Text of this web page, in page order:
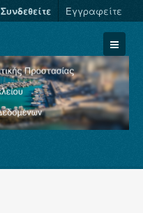
Συνδεθείτε Εγγραφείτε